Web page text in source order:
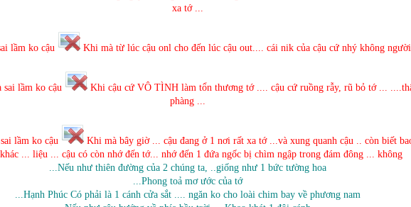
xa tớ ...
lầm ko cậu Khi mà từ lúc cậu onl cho đến lúc cậu out.... cái nik của cậu cứ nhý không
sai lầm ko cậu
Khi cậu cứ VÔ TÌNH làm tổn thương tớ .... cậu cứ ruồng rẫy, rũ bỏ tớ ...
phàng ...
lầm ko cậu
Khi mà bây giờ ... cậu đang ở 1 nơi rất xa tớ ...và xung quanh cậu .. còn biết
... liệu ... cậu có còn nhớ đến tớ... nhớ đến 1 đứa ngốc bị chìm ngập trong đám đông ... không
...Nếu như thiên đường của 2 chúng ta, ..giống như 1 bức tường hoa
...Phong toả mơ ước của tớ
...Hạnh Phúc Có phải là 1 cánh cửa sắt .... ngăn ko cho loài chim bay về phương nam